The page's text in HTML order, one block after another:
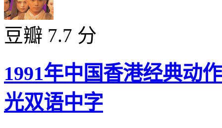
豆瓣 7.7 分
1991年中国香港经典动
光双语中字